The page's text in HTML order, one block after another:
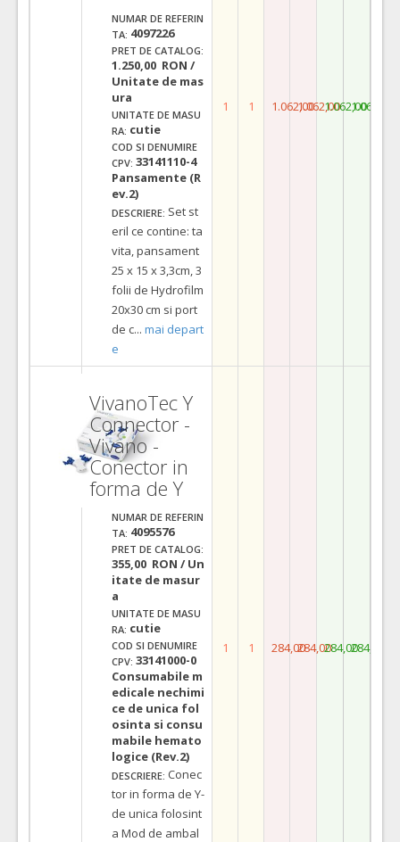
NUMAR DE REFERIN
TA: 4097226
PRET DE CATALOG:
1.250,00 RON /
Unitate de mas
ura
UNITATE DE MASU
RA: cutie
COD SI DENUMIRE
CPV: 33141110-4
Pansamente (R
ev.2)
DESCRIERE: Set st
eril ce contine: ta
vita, pansament
25 x 15 x 3,3cm, 3
folii de Hydrofilm
20x30 cm si port
de c... mai depart
e
1 1 1.062,001.062,001.062,001.062,00
VivanoTec Y
Connector -
Vivano -
Conector in
forma de Y
NUMAR DE REFERIN
TA: 4095576
PRET DE CATALOG:
355,00 RON / Un
itate de masur
a
UNITATE DE MASU
RA: cutie
COD SI DENUMIRE
CPV: 33141000-0
Consumabile m
edicale nechimi
ce de unica fol
osinta si consu
mabile hemato
logice (Rev.2)
DESCRIERE: Conec
tor in forma de Y-
de unica folosint
a Mod de ambal
1 1 284,00284,00284,00284,00